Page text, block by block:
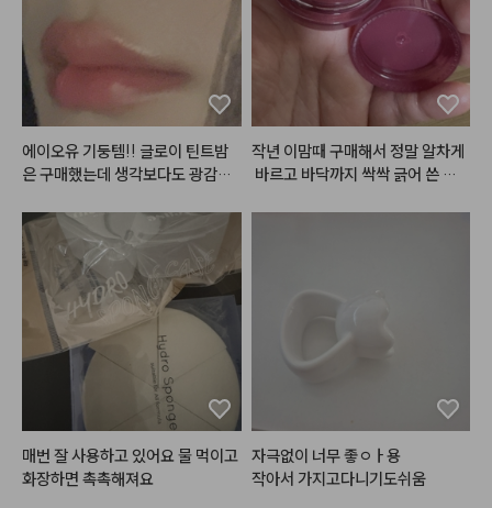
에이오유 기둥템!! 글로이 틴트밤
은 구매했는데 생각보다도 광감이
밤…🫰🩷 느무 이쁨~!!
작년 이맘때 구매해서 정말 알차게
바르고 바닥까지 싹싹 긁어 쓴 끝
사용하면서도 질리거나 변질되는
느낌 없이 마지막까지 입술 편안하
뜯어보니 역시 그 보송하고 포슬한
감성이 그대로네요. 뻑뻑하거나 건
조하게 조여오는 매트 립이 아니라,
입술 주름을 부드럽게 메워주며 블
매번 잘 사용하고 있어요 물 먹이고
화장하면 촉촉해져요
자극없이 너무 좋ㅇㅏ용
작아서 가지고다니기도쉬움